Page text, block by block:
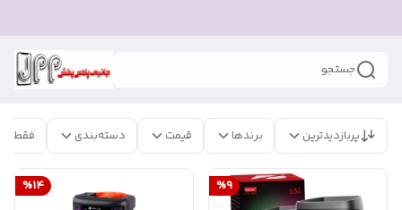
جستجو
پربازدیدترین برندها قیمت دسته‌بندی فقط
%9
%14